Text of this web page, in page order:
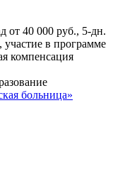
от 40 000 руб., 5-дн.
участие в программе
компенсация
больница»